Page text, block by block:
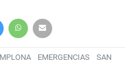
EMERGENCIAS
SAN